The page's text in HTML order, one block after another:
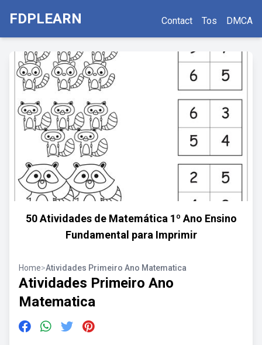
FDPLEARN Contact Tos DMCA
50 Atividades de Matemática 1º Ano Ensino
Fundamental para Imprimir
Home>Atividades Primeiro Ano Matematica
Atividades Primeiro Ano
Matematica